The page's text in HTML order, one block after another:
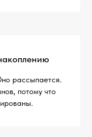
рассыпается.
потому что